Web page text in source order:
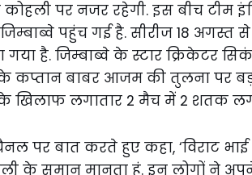
पर नजर रहेगी. इस बीच टीम
पहुंच गई है. सीरीज 18 अगस्त से
है. जिम्बाब्वे के स्टार क्रिकेटर
कप्तान बाबर आजम की तुलना पर
के खिलाफ लगातार 2 मैच में 2 शतक
पर बात करते हुए कहा, ‘विराट
के समान मानता हूं. इन लोगों ने